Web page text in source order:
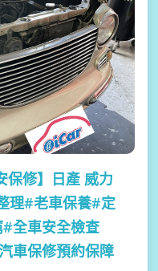
保修】日產 威力
理#老車保養#定
全車安全檢查
車保修預約保障